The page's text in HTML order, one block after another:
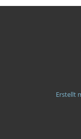
Erstellt